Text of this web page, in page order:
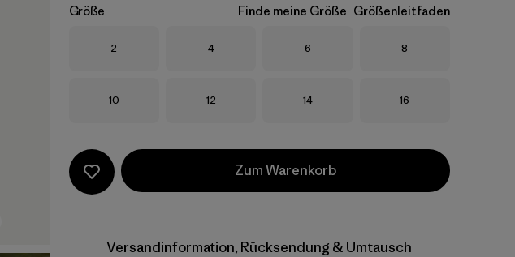
Größe Finde meine Größe Größenleitfaden
Größe
2 Größe
4 Größe
6 Größe
8
Größe
10 Größe
12 Größe
14 Größe
16
Zum Warenkorb
Versandinformation, Rücksendung & Umtausch